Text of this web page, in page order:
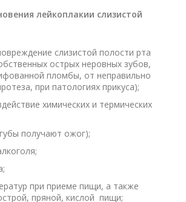
лейкоплакии слизистой
слизистой полости рта
острых неровных зубов,
пломбы, от неправильно
при патологиях прикуса);
химических и термических
получают ожог);
при приеме пищи, а также
пряной, кислой пищи;